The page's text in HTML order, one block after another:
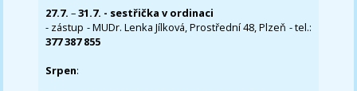
27.7.–31.7. - sestřička v ordinaci
- zástup - MUDr. Lenka Jílková, Prostřední 48, Plzeň - tel.:
377 387 855
Srpen: